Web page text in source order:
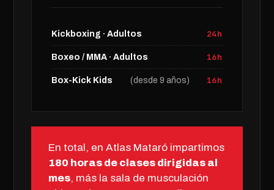
Kickboxing · Adultos 24h
Boxeo / MMA · Adultos 16h
Box-Kick Kids (desde 9 años) 16h
En total, en Atlas Mataró impartimos
180 horas de clases dirigidas al
mes, más la sala de musculación